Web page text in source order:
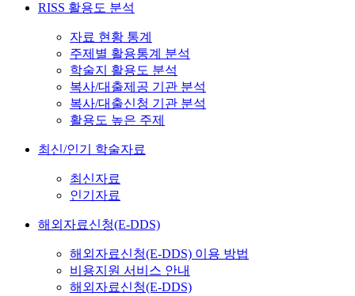
RISS 활용도 분석
자료 현황 통계
주제별 활용통계 분석
학술지 활용도 분석
복사/대출제공 기관 분석
복사/대출신청 기관 분석
활용도 높은 주제
최신/인기 학술자료
최신자료
인기자료
해외자료신청(E-DDS)
해외자료신청(E-DDS) 이용 방법
비용지원 서비스 안내
해외자료신청(E-DDS)